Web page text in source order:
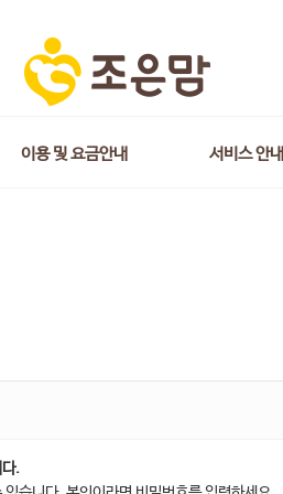
이용 및 요금안내 서비스 안내
다.